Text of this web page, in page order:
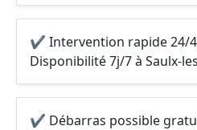
✔ Intervention rapide 24/
Disponibilité 7j/7 à Saulx-
✔ Débarras possible